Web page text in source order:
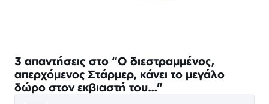
3 απαντήσεις στο “Ο διεστραμμένος,
απερχόμενος Στάρμερ, κάνει το μεγάλο
δώρο στον εκβιαστή του…”